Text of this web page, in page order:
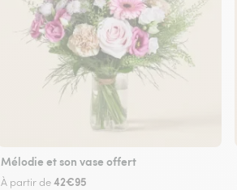
Mélodie et son vase offert
À partir de42€95